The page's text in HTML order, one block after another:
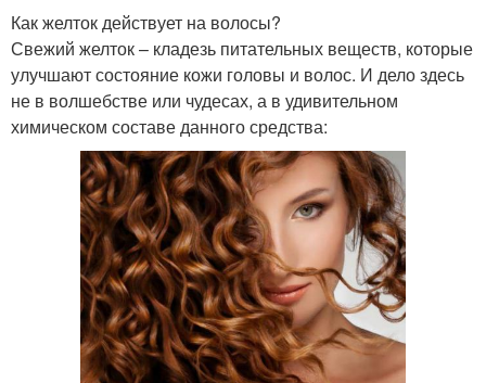
Как желток действует на волосы?
Свежий желток – кладезь питательных веществ, которые
улучшают состояние кожи головы и волос. И дело здесь
не в волшебстве или чудесах, а в удивительном
химическом составе данного средства: